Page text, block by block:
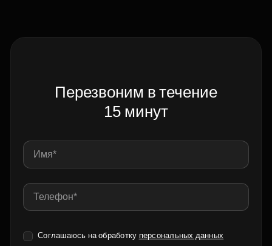
Перезвоним в течение
15 минут
Соглашаюсь на обработку персональных данных